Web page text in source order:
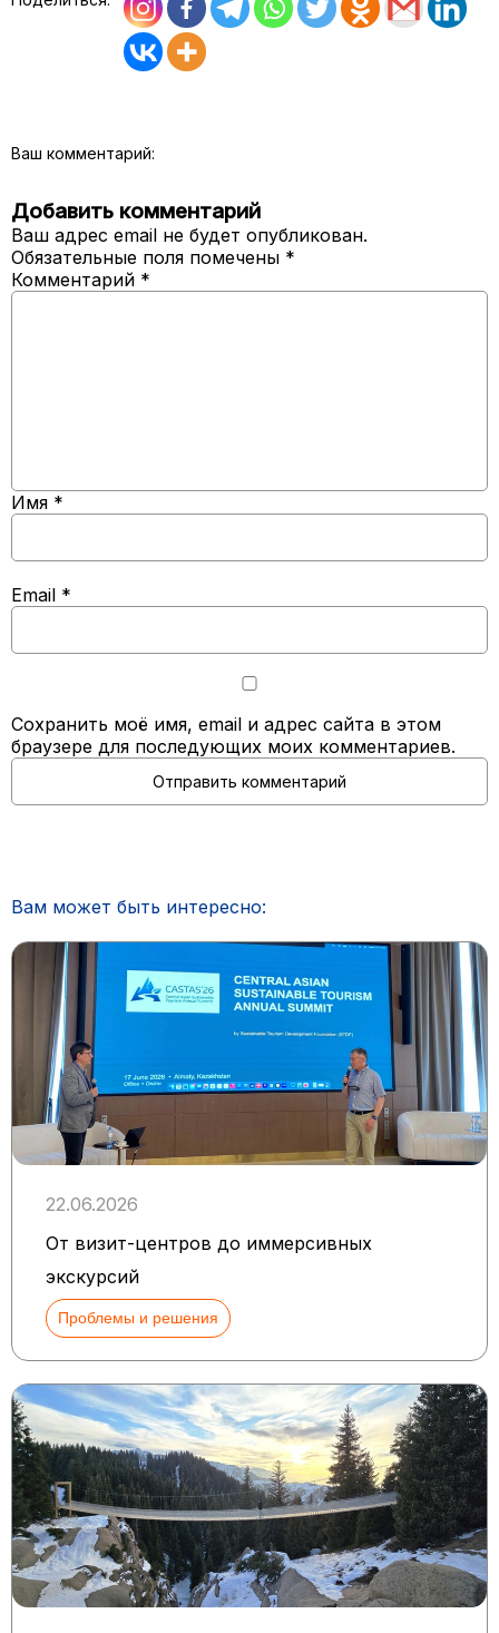
Ваш комментарий:
Добавить комментарий
Ваш адрес email не будет опубликован.
Обязательные поля помечены *
Комментарий *
Имя *
Email *
Сохранить моё имя, email и адрес сайта в этом
браузере для последующих моих комментариев.
Вам может быть интересно:
22.06.2026
От визит-центров до иммерсивных
экскурсий
Проблемы и решения